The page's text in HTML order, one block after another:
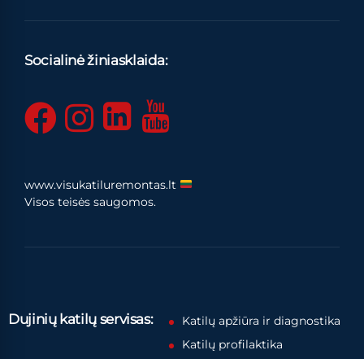
Socialinė žiniasklaida:
www.visukatiluremontas.lt
Visos teisės saugomos.
Dujinių katilų servisas:
Katilų apžiūra ir diagnostika
Katilų profilaktika